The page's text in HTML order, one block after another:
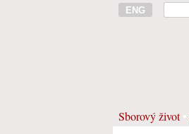
ENG
Sborový život•